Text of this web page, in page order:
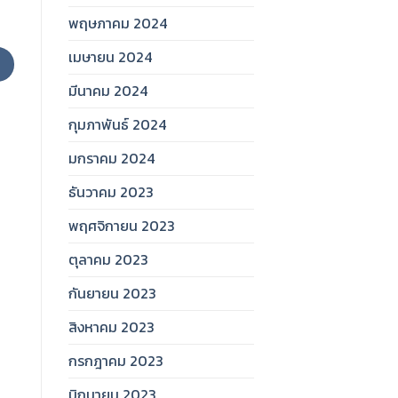
พฤษภาคม 2024
เมษายน 2024
มีนาคม 2024
กุมภาพันธ์ 2024
มกราคม 2024
ธันวาคม 2023
พฤศจิกายน 2023
ตุลาคม 2023
กันยายน 2023
สิงหาคม 2023
กรกฎาคม 2023